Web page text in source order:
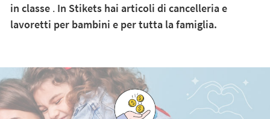
in classe. In Stikets hai articoli di cancelleria e
lavoretti per bambini e per tutta la famiglia.